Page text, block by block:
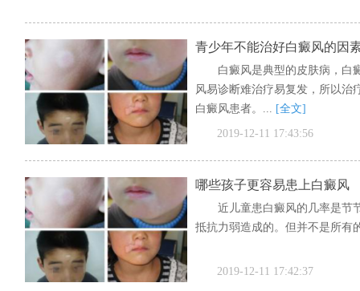
青少年不能治好白癜风的因
白癜风是典型的皮肤病，白
风易诊断难治疗易复发，所以治
白癜风患者。... [全文]
2019-12-11 17:43:56
哪些孩子更容易患上白癜风
近儿童患白癜风的几率是节
抵抗力弱造成的。但并不是所有
2019-12-11 17:42:37